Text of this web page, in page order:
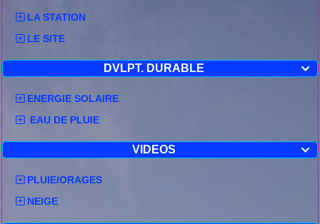
LA STATION
LE SITE

DVLPT. DURABLE
ENERGIE SOLAIRE
EAU DE PLUIE

VIDEOS
PLUIE/ORAGES
NEIGE